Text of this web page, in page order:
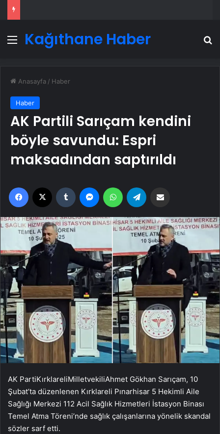
Menü
Kağıthane Haber
Anasayfa / Haber
Haber
AK Partili Sarıçam kendini
böyle savundu: Espri
maksadından saptırıldı
Facebook Tumblr MessengerWhatsApp
AK PartiKırklareliMilletvekiliAhmet Gökhan Sarıçam, 10
Şubat’ta düzenlenen Kırklareli Pınarhisar 5 Hekimli Aile
Sağlığı Merkezi 112 Acil Sağlık Hizmetleri İstasyon Binası
Temel Atma Töreni’nde sağlık çalışanlarına yönelik skandal
sözler sarf etti.